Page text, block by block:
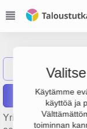
Käytämme
käyttöä ja
toiminnan
Näytä haku
Raportit
Yrityksen